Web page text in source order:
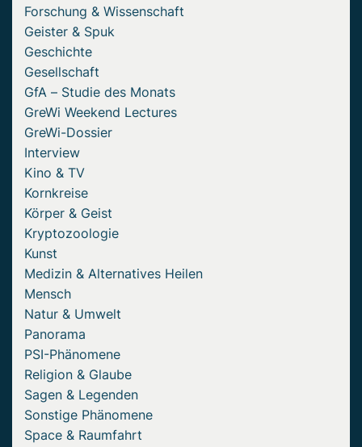
Forschung & Wissenschaft
Geister & Spuk
Geschichte
Gesellschaft
GfA – Studie des Monats
GreWi Weekend Lectures
GreWi-Dossier
Interview
Kino & TV
Kornkreise
Körper & Geist
Kryptozoologie
Kunst
Medizin & Alternatives Heilen
Mensch
Natur & Umwelt
Panorama
PSI-Phänomene
Religion & Glaube
Sagen & Legenden
Sonstige Phänomene
Space & Raumfahrt